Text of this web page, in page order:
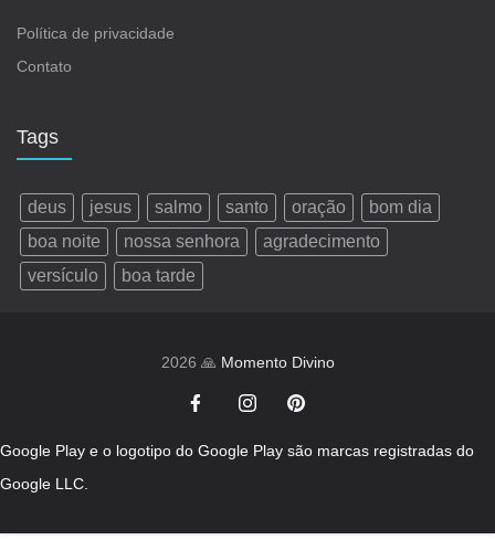
Política de privacidade
Contato
Tags
deus jesus salmo santo oração
bom dia
boa noite
nossa senhora
agradecimento
versículo
boa tarde
2026 🙏 Momento Divino
Google Play e o logotipo do Google Play são marcas registradas do
Google LLC.